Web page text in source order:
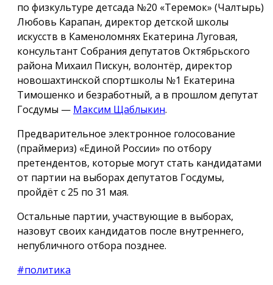
по физкультуре детсада №20 «Теремок» (Чалтырь)
Любовь Карапан, директор детской школы
искусств в Каменоломнях Екатерина Луговая,
консультант Собрания депутатов Октябрьского
района Михаил Пискун, волонтёр, директор
новошахтинской спортшколы №1 Екатерина
Тимошенко и безработный, а в прошлом депутат
Госдумы — Максим Щаблыкин.
Предварительное электронное голосование
(праймериз) «Единой России» по отбору
претендентов, которые могут стать кандидатами
от партии на выборах депутатов Госдумы,
пройдёт с 25 по 31 мая.
Остальные партии, участвующие в выборах,
назовут своих кандидатов после внутреннего,
непубличного отбора позднее.
#политика